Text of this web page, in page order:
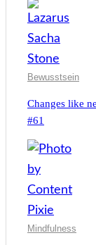
Bewusstsein
Changes like
#61
Mindfulness